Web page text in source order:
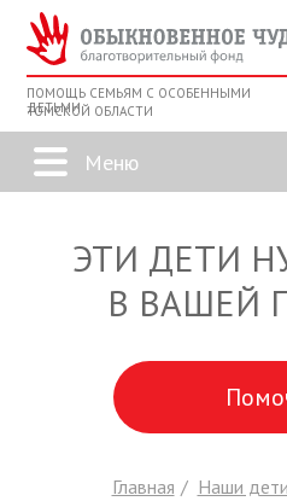
ПОМОЩЬ СЕМЬЯМ С ОСОБЕННЫМИ
ДЕТЬМИ
ТОМСКОЙ ОБЛАСТИ
ЭТИ ДЕТИ
В ВАШЕЙ
Главная Наши дети